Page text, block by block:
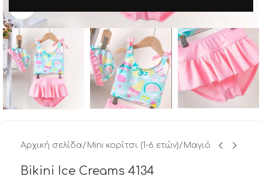
Αρχική σελίδα/ Mini κορίτσι (1-6 ετών)/ Μαγιό
Bikini Ice Creams 4134